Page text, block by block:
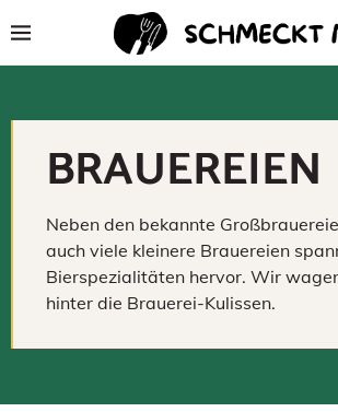
BRAUEREIEN
Neben den bekannte
auch viele kleinere Brauereien
Bierspezialitäten hervor. Wir
hinter die Brauerei-Kulissen.